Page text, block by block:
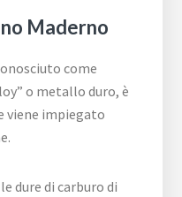
Maderno
come
o metallo duro, è
viene impiegato
dure di carburo di